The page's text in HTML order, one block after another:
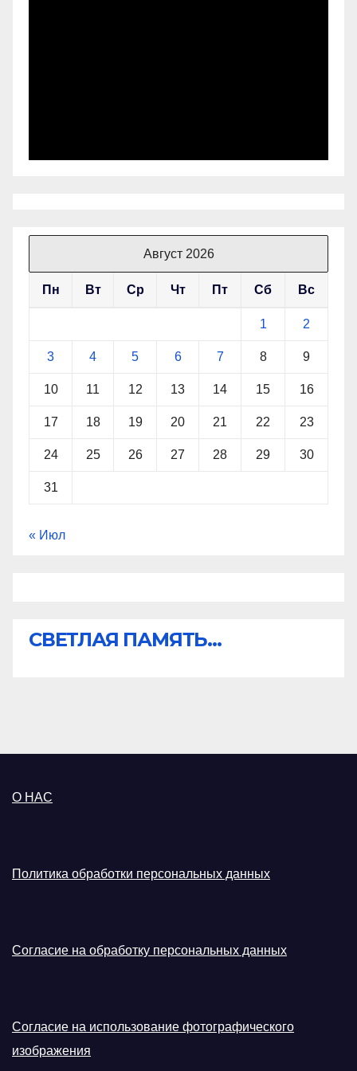
Август 2026
Пн Вт Ср Чт Пт Сб Вс
1 2
3 4 5 6 7 8 9
10 11 12 13 14 15 16
17 18 19 20 21 22 23
24 25 26 27 28 29 30
31
« Июл
СВЕТЛАЯ ПАМЯТЬ...
О НАС
Политика обработки персональных данных
Согласие на обработку персональных данных
Согласие на использование фотографического
изображения